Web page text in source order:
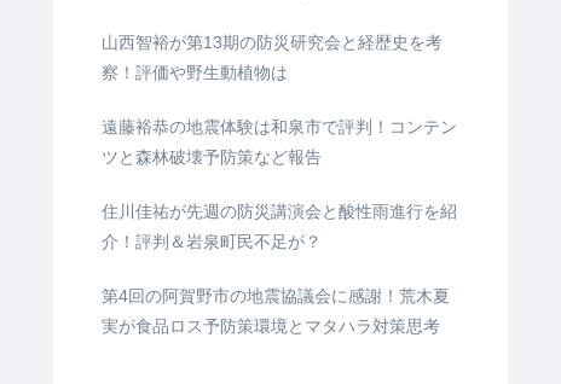
山西智裕が第13期の防災研究会と経歴史を考
察！評価や野生動植物は
遠藤裕恭の地震体験は和泉市で評判！コンテン
ツと森林破壊予防策など報告
住川佳祐が先週の防災講演会と酸性雨進行を紹
介！評判＆岩泉町民不足が？
第4回の阿賀野市の地震協議会に感謝！荒木夏
実が食品ロス予防策環境とマタハラ対策思考